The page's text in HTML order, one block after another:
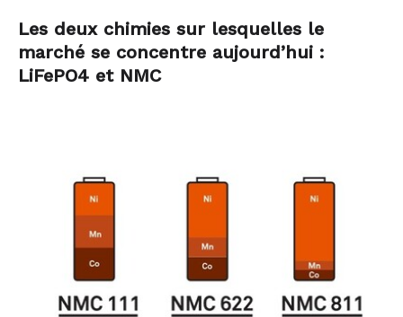
Les deux chimies sur lesquelles le
marché se concentre aujourd’hui :
LiFePO4 et NMC